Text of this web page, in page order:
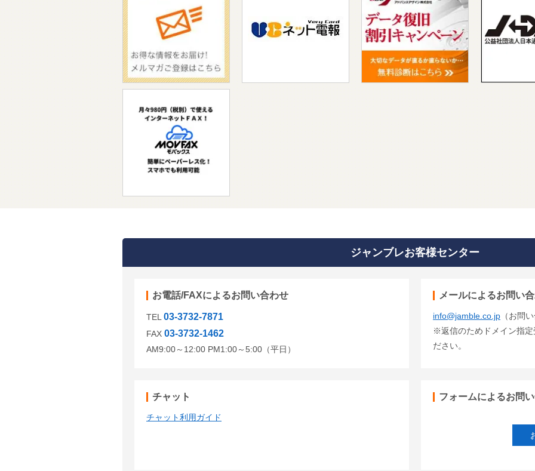
ジャンブレお客様センター
お電話/FAXによるお問い合わせ
TEL 03-3732-7871
FAX 03-3732-1462
AM9:00～12:00 PM1:00～5:00（平日）
メールによるお問い
info@jamble.co.jp （お問
※返信のためドメイン指定
ださい。
チャット
チャット利用ガイド
フォームによるお問